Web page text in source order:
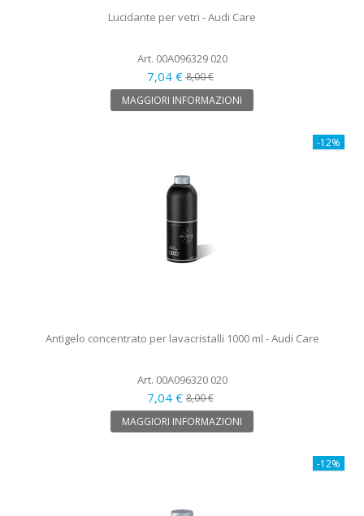
Lucidante per vetri - Audi Care
Art. 00A096329 020
7,04 €8,00 €
MAGGIORI INFORMAZIONI
-12%
Antigelo concentrato per lavacristalli 1000 ml - Audi Care
Art. 00A096320 020
7,04 €8,00 €
MAGGIORI INFORMAZIONI
-12%